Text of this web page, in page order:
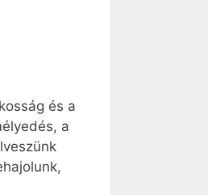
és a
a